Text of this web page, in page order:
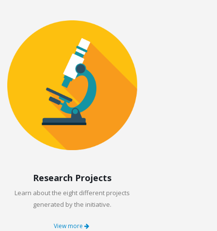
Research Projects
Learn about the eight different projects
generated by the initiative.
View more